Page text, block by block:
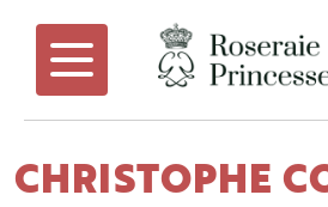
CHRISTOPHE